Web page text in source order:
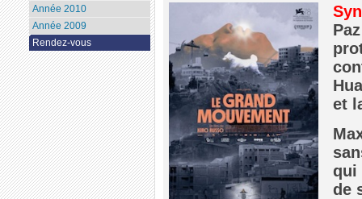
et
qui
de
Année 2010
Année 2009
Rendez-vous